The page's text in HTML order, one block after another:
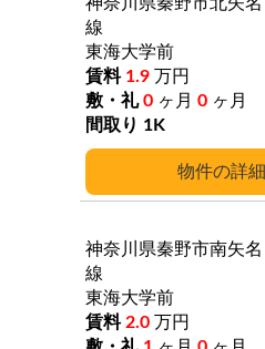
詳細
線
東海大学前
1.9 万円
0 ヶ月 0 ヶ月
1K
神奈川県秦野市南矢名
線
東海大学前
2.0 万円